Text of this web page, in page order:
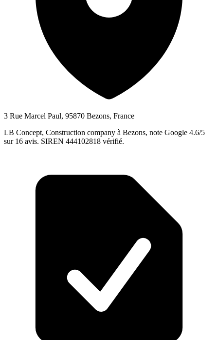
3 Rue Marcel Paul, 95870 Bezons, France
LB Concept, Construction company à Bezons, note Google 4.6/5
sur 16 avis. SIREN 444102818 vérifié.